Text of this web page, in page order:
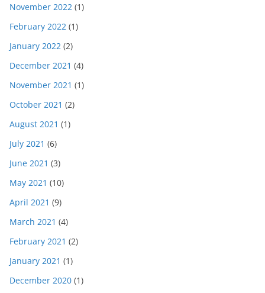
November 2022 (1)
February 2022 (1)
January 2022 (2)
December 2021 (4)
November 2021 (1)
October 2021 (2)
August 2021 (1)
July 2021 (6)
June 2021 (3)
May 2021 (10)
April 2021 (9)
March 2021 (4)
February 2021 (2)
January 2021 (1)
December 2020 (1)